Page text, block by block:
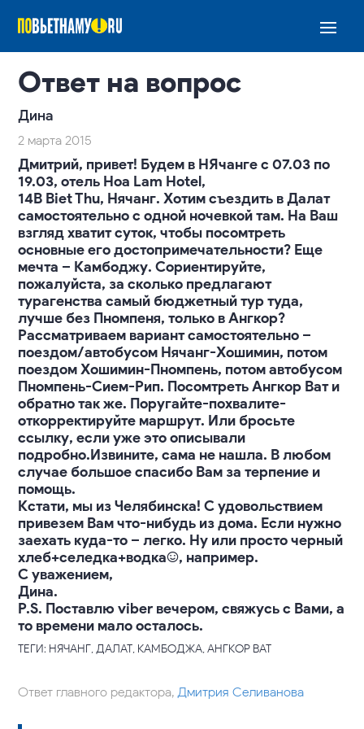
Ответ на вопрос
Дина
2 марта 2015
Дмитрий, привет! Будем в НЯчанге с 07.03 по
19.03, отель Hoa Lam Hotel,
14B Biet Thu, Нячанг. Хотим съездить в Далат
самостоятельно с одной ночевкой там. На Ваш
взгляд хватит суток, чтобы посомтреть
основные его достопримечательности? Еще
мечта – Камбоджу. Сориентируйте,
пожалуйста, за сколько предлагают
турагенства самый бюджетный тур туда,
лучше без Пномпеня, только в Ангкор?
Рассматриваем вариант самостоятельно –
поездом/автобусом Нячанг-Хошимин, потом
поездом Хошимин-Пномпень, потом автобусом
Пномпень-Сием-Рип. Посомтреть Ангкор Ват и
обратно так же. Поругайте-похвалите-
откорректируйте маршрут. Или бросьте
ссылку, если уже это описывали
подробно.Извините, сама не нашла. В любом
случае большое спасибо Вам за терпение и
помощь.
Кстати, мы из Челябинска! С удовольствием
привезем Вам что-нибудь из дома. Если нужно
заехать куда-то – легко. Ну или просто черный
хлеб+селедка+водка:), например.
С уважением,
Дина.
P.S. Поставлю viber вечером, свяжусь с Вами, а
то времени мало осталось.
ТЕГИ: НЯЧАНГ, ДАЛАТ, КАМБОДЖА, АНГКОР ВАТ
Ответ главного редактора,Дмитрия Селиванова